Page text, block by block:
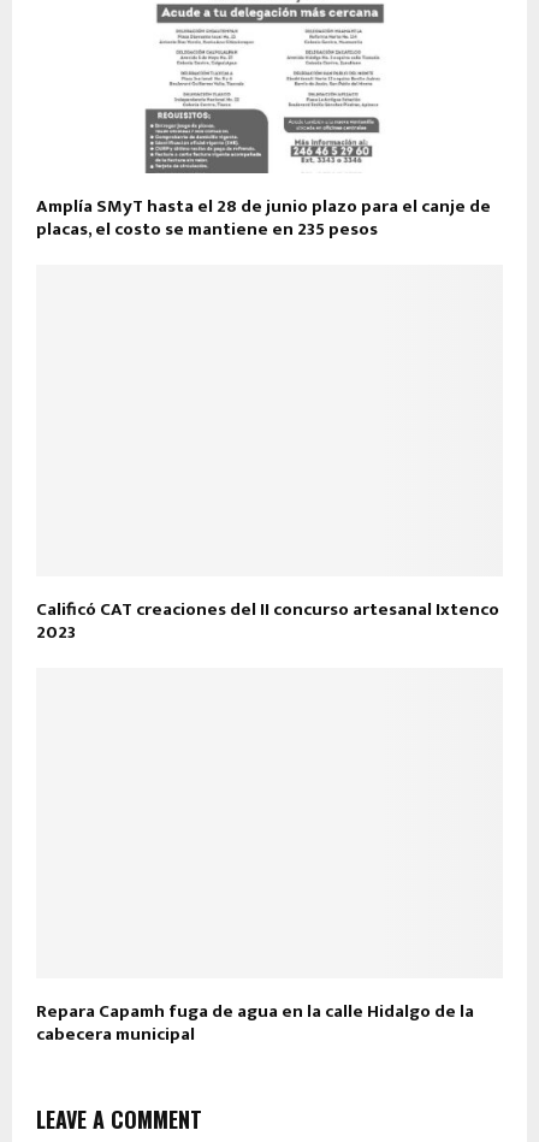
Amplía SMyT hasta el 28 de junio plazo para el canje de
placas, el costo se mantiene en 235 pesos
Calificó CAT creaciones del II concurso artesanal Ixtenco
2023
Repara Capamh fuga de agua en la calle Hidalgo de la
cabecera municipal
LEAVE A COMMENT